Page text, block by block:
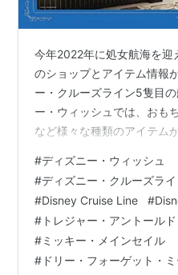
今年2022年に処女航海を迎
のショップとアイテム情報
ー・クルーズライン5隻目
ー・ウィッシュでは、おも
など様々な種類のアイテム
ら同じ名前のショップを受
ショップを展開。 デッキ3
ウォルト・ディズニー・シ
側にはエレガントなショッ
ここではディズニー全般の
時計、アクセサリーなどの
#ディズニー・ウィッシュ
#ディズニー・クルーズライ
#Disney Cruise Line #
# トレジャー・アントールド
#ミッキー・メインセイル
# ドリー・フォーゲット・